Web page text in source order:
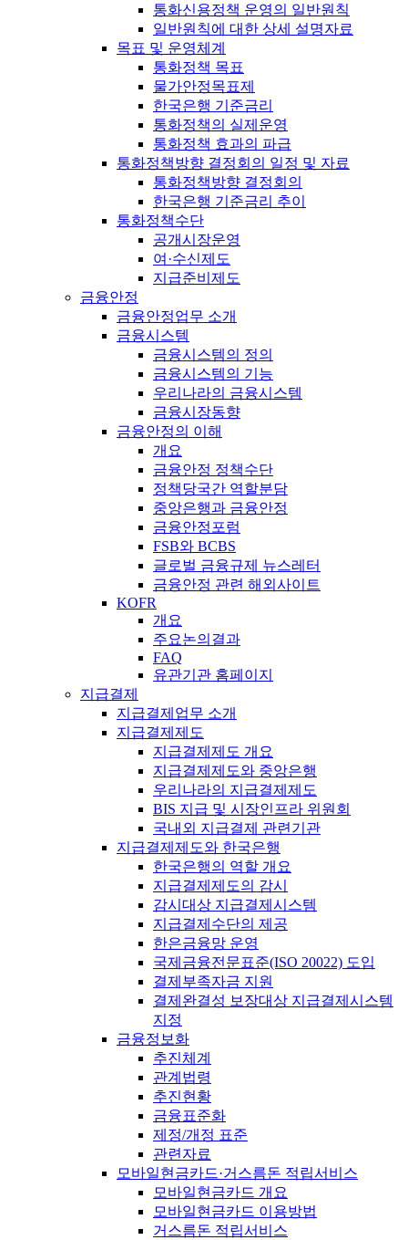
통화신용정책 운영의 일반원칙
일반원칙에 대한 상세 설명자료
목표 및 운영체계
통화정책 목표
물가안정목표제
한국은행 기준금리
통화정책의 실제운영
통화정책 효과의 파급
통화정책방향 결정회의 일정 및 자료
통화정책방향 결정회의
한국은행 기준금리 추이
통화정책수단
공개시장운영
여·수신제도
지급준비제도
금융안정
금융안정업무 소개
금융시스템
금융시스템의 정의
금융시스템의 기능
우리나라의 금융시스템
금융시장동향
금융안정의 이해
개요
금융안정 정책수단
정책당국간 역할분담
중앙은행과 금융안정
금융안정포럼
FSB와 BCBS
글로벌 금융규제 뉴스레터
금융안정 관련 해외사이트
KOFR
개요
주요논의결과
FAQ
유관기관 홈페이지
지급결제
지급결제업무 소개
지급결제제도
지급결제제도 개요
지급결제제도와 중앙은행
우리나라의 지급결제제도
BIS 지급 및 시장인프라 위원회
국내외 지급결제 관련기관
지급결제제도와 한국은행
한국은행의 역할 개요
지급결제제도의 감시
감시대상 지급결제시스템
지급결제수단의 제공
한은금융망 운영
국제금융전문표준(ISO 20022) 도입
결제부족자금 지원
결제완결성 보장대상 지급결제시스템
지정
금융정보화
추진체계
관계법령
추진현황
금융표준화
제정/개정 표준
관련자료
모바일현금카드·거스름돈 적립서비스
모바일현금카드 개요
모바일현금카드 이용방법
거스름돈 적립서비스